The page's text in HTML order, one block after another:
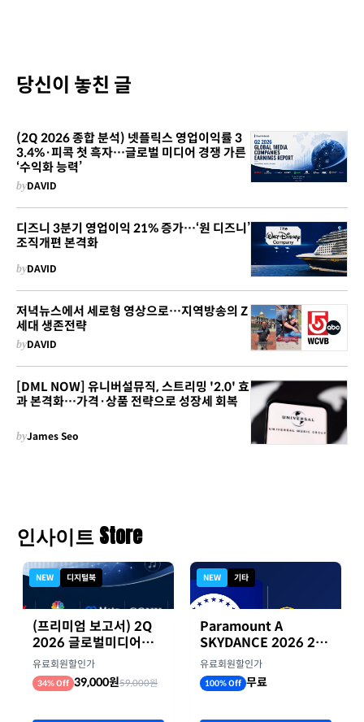
당신이 놓친 글
(2Q 2026 종합 분석) 넷플릭스 영업이익률 3
3.4%·피콕 첫 흑자…글로벌 미디어 경쟁 가른
‘수익화 능력’
byDAVID
디즈니 3분기 영업이익 21% 증가…‘원 디즈니’
조직개편 본격화
byDAVID
저녁뉴스에서 세로형 영상으로…지역방송의 Z
세대 생존전략
byDAVID
[DML NOW] 유니버설뮤직, 스트리밍 '2.0' 효
과 본격화…가격·상품 전략으로 성장세 회복
byJames Seo
인사이트 Store
NEW 디지털북
(프리미엄 보고서) 2Q
2026 글로벌미디어기
업 실적 종합 보고서
유료회원할인가
34% Off 39,000원59,000원
NEW 기타
Paramount A
SKYDANCE 2026 2분
기 실적
유료회원할인가
100% Off 무료